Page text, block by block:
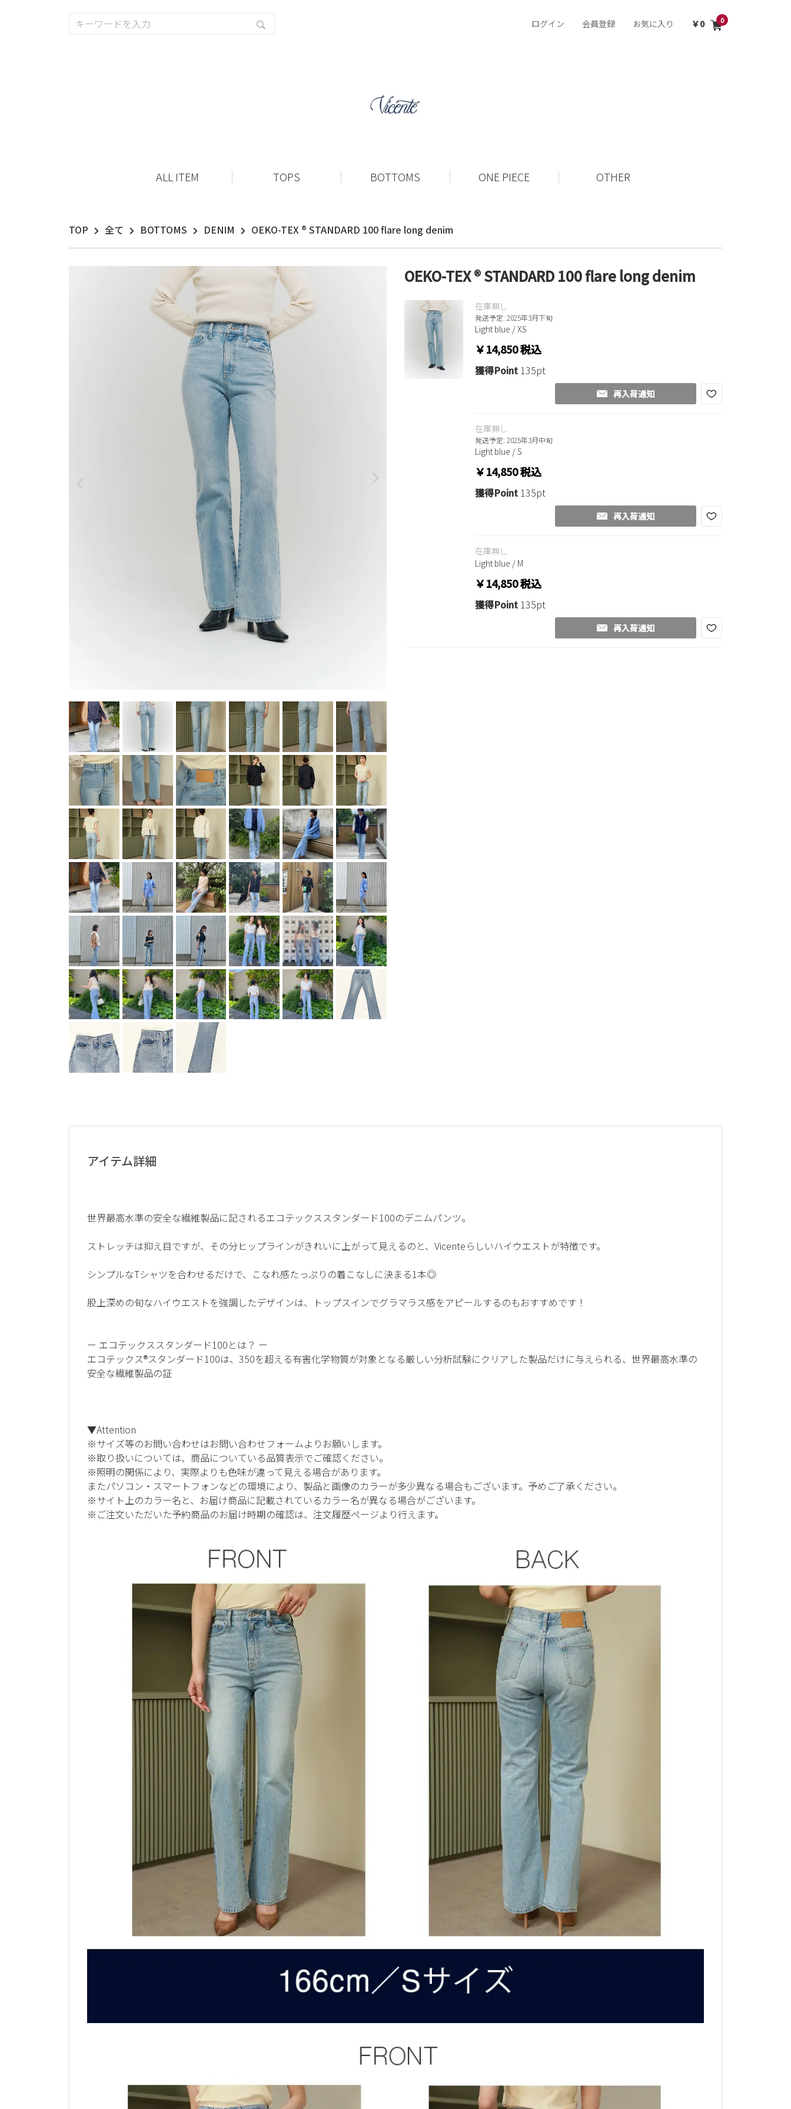
ログイン 会員登録 お気に入り 0 0
ALL ITEM TOPS BOTTOMS ONE PIECE OTHER
TOP 全て BOTTOMS DENIM OEKO-TEX ® STANDARD 100 flare long denim
OEKO-TEX ® STANDARD 100 flare long denim
在庫無し
発送予定: 2025年3月下旬
Light blue / XS
￥14,850税込
獲得Point 135pt
再入荷通知
在庫無し
発送予定: 2025年3月中旬
Light blue / S
￥14,850税込
獲得Point 135pt
再入荷通知
在庫無し
Light blue / M
￥14,850税込
獲得Point 135pt
再入荷通知
アイテム詳細
世界最高水準の安全な繊維製品に記されるエコテックススタンダード100のデニムパンツ。
ストレッチは抑え目ですが、その分ヒップラインがきれいに上がって見えるのと、Vicenteらしいハイウエストが特徴です。
シンプルなTシャツを合わせるだけで、こなれ感たっぷりの着こなしに決まる1本◎
股上深めの旬なハイウエストを強調したデザインは、トップスインでグラマラス感をアピールするのもおすすめです！
ー エコテックススタンダード100とは？ ー
エコテックス®スタンダード100は、350を超える有害化学物質が対象となる厳しい分析試験にクリアした製品だけに与えられる、世界最高水準の
安全な繊維製品の証
▼Attention
※サイズ等のお問い合わせはお問い合わせフォームよりお願いします。
※取り扱いについては、商品についている品質表示でご確認ください。
※照明の関係により、実際よりも色味が違って見える場合があります。
またパソコン・スマートフォンなどの環境により、製品と画像のカラーが多少異なる場合もございます。予めご了承ください。
※サイト上のカラー名と、お届け商品に記載されているカラー名が異なる場合がございます。
※ご注文いただいた予約商品のお届け時期の確認は、注文履歴ページより行えます。